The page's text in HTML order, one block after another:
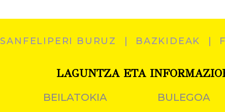
SANFELIPERI BURUZ BAZKIDEAK
LAGUNTZA ETA
BEILATOKIA BULEGOA